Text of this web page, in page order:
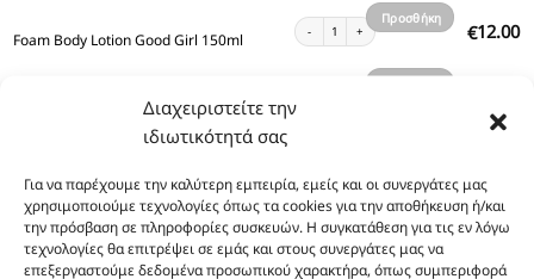
Διαχειριστείτε την
ιδιωτικότητά σας
Για να παρέχουμε την καλύτερη εμπειρία, εμείς και οι συνεργάτες μας
χρησιμοποιούμε τεχνολογίες όπως τα cookies για την αποθήκευση ή/και
την πρόσβαση σε πληροφορίες συσκευών. Η συγκατάθεση για τις εν λόγω
τεχνολογίες θα επιτρέψει σε εμάς και στους συνεργάτες μας να
επεξεργαστούμε δεδομένα προσωπικού χαρακτήρα, όπως συμπεριφορά
καλάθι
Foam Body Lotion Good Girl 150ml €12.00
Foam Body Lotion Good Girl 150ml ποσότητα
Προσθήκη
καλάθι
Bronze Body Oil Shimmer Good Girl 100ml
στο
καλάθι
Body Mist Good Girl 100ml €10.00
Body Mist Good Girl 100ml ποσότητα
Προσθήκη
στο
καλάθι